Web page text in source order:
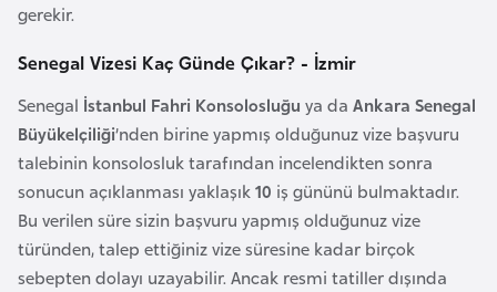
gerekir.
Senegal Vizesi Kaç Günde Çıkar? - İzmir
Senegal İstanbul Fahri Konsolosluğu ya da Ankara Senegal
Büyükelçiliği’nden birine yapmış olduğunuz vize başvuru
talebinin konsolosluk tarafından incelendikten sonra
sonucun açıklanması yaklaşık10 iş gününü bulmaktadır.
Bu verilen süre sizin başvuru yapmış olduğunuz vize
türünden, talep ettiğiniz vize süresine kadar birçok
sebepten dolayı uzayabilir. Ancak resmi tatiller dışında
a
i
m
a
r
k
a